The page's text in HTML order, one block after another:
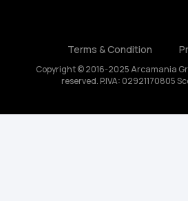
Copyright © 2016-2025 Arcamania
reserved. P.IVA: 02921170805
Terms & Condition